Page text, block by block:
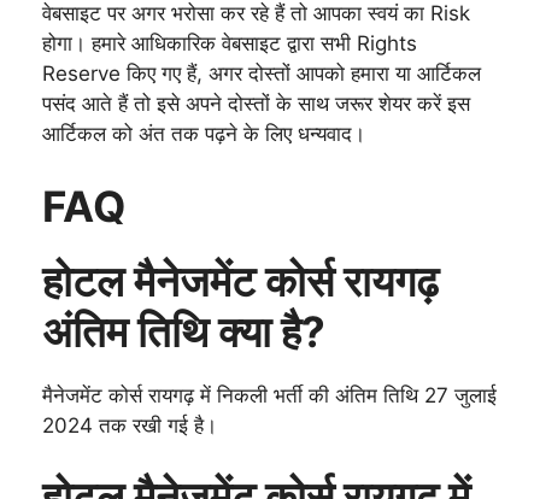
वेबसाइट पर अगर भरोसा कर रहे हैं तो आपका स्वयं का Risk
होगा। हमारे आधिकारिक वेबसाइट द्वारा सभी Rights
Reserve किए गए हैं, अगर दोस्तों आपको हमारा या आर्टिकल
पसंद आते हैं तो इसे अपने दोस्तों के साथ जरूर शेयर करें इस
आर्टिकल को अंत तक पढ़ने के लिए धन्यवाद।
FAQ
होटल मैनेजमेंट कोर्स रायगढ़
अंतिम तिथि क्या है?
मैनेजमेंट कोर्स रायगढ़ में निकली भर्ती की अंतिम तिथि 27 जुलाई
2024 तक रखी गई है।